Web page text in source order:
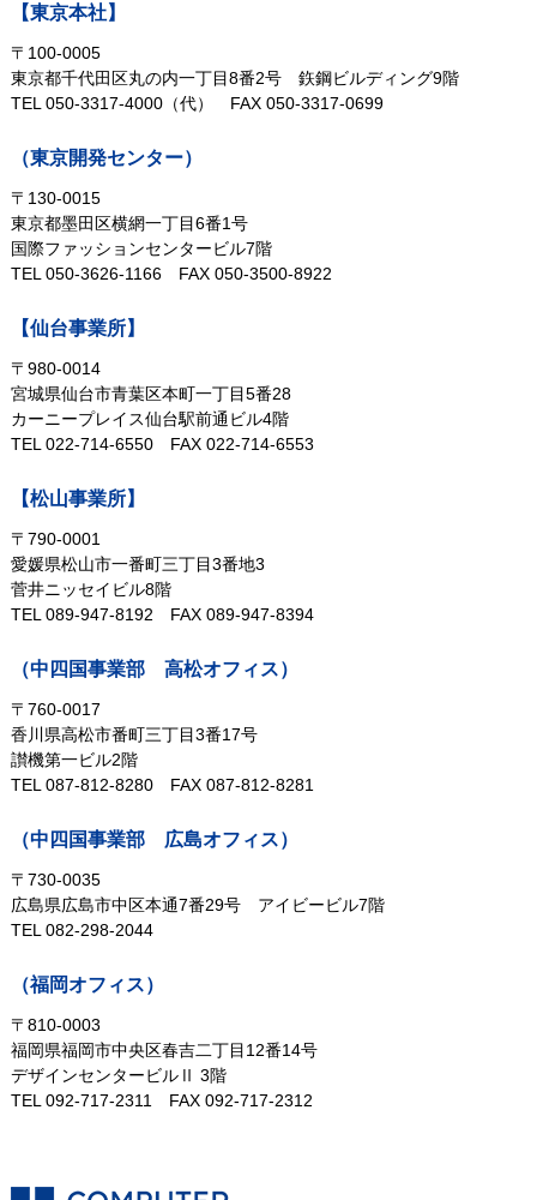
【松山事業所】
〒790-0001
愛媛県松山市一番町三丁目3番地3
菅井ニッセイビル8階
TEL 089-947-8192 FAX 089-947-8394
（中四国事業部 高松オフィス）
〒760-0017
香川県高松市番町三丁目3番17号
讃機第一ビル2階
TEL 087-812-8280 FAX 087-812-8281
【東京本社】
〒100-0005
東京都千代田区丸の内一丁目8番2号鉃鋼ビルディング9階
TEL 050-3317-4000（代） FAX 050-3317-0699
（中四国事業部 広島オフィス）
〒730-0035
広島県広島市中区本通7番29号 アイビービル7階
TEL 082-298-2044
（東京開発センター）
〒130-0015
東京都墨田区横網一丁目6番1号
国際ファッションセンタービル7階
TEL 050-3626-1166 FAX 050-3500-8922
（福岡オフィス）
〒810-0003
福岡県福岡市中央区春吉二丁目12番14号
デザインセンタービルⅡ 3階
TEL 092-717-2311 FAX 092-717-2312
【仙台事業所】
〒980-0014
宮城県仙台市青葉区本町一丁目5番28
カーニープレイス仙台駅前通ビル4階
TEL 022-714-6550 FAX 022-714-6553